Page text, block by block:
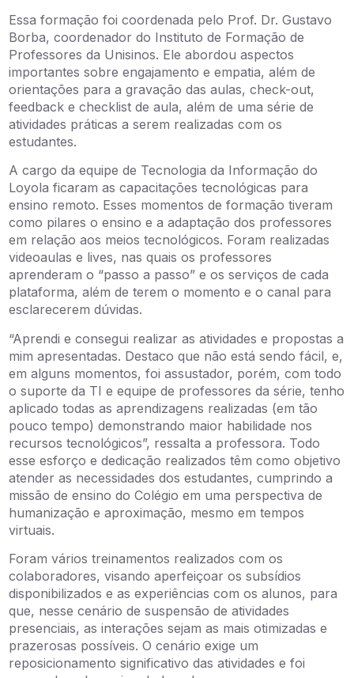
Essa formação foi coordenada pelo Prof. Dr. Gustavo
Borba, coordenador do Instituto de Formação de
Professores da Unisinos. Ele abordou aspectos
importantes sobre engajamento e empatia, além de
orientações para a gravação das aulas, check-out,
feedback e checklist de aula, além de uma série de
atividades práticas a serem realizadas com os
estudantes.
A cargo da equipe de Tecnologia da Informação do
Loyola ficaram as capacitações tecnológicas para
ensino remoto. Esses momentos de formação tiveram
como pilares o ensino e a adaptação dos professores
em relação aos meios tecnológicos. Foram realizadas
videoaulas e lives, nas quais os professores
aprenderam o “passo a passo” e os serviços de cada
plataforma, além de terem o momento e o canal para
esclarecerem dúvidas.
“Aprendi e consegui realizar as atividades e propostas a
mim apresentadas. Destaco que não está sendo fácil, e,
em alguns momentos, foi assustador, porém, com todo
o suporte da TI e equipe de professores da série, tenho
aplicado todas as aprendizagens realizadas (em tão
pouco tempo) demonstrando maior habilidade nos
recursos tecnológicos”, ressalta a professora. Todo
esse esforço e dedicação realizados têm como objetivo
atender as necessidades dos estudantes, cumprindo a
missão de ensino do Colégio em uma perspectiva de
humanização e aproximação, mesmo em tempos
virtuais.
Foram vários treinamentos realizados com os
colaboradores, visando aperfeiçoar os subsídios
disponibilizados e as experiências com os alunos, para
que, nesse cenário de suspensão de atividades
presenciais, as interações sejam as mais otimizadas e
prazerosas possíveis. O cenário exige um
reposicionamento significativo das atividades e foi